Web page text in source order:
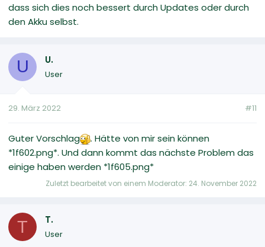
dass sich dies noch bessert durch Updates oder durch
den Akku selbst.
U U.
User
29. März 2022 #11
Guter Vorschlag
. Hätte von mir sein können
*1f602.png*. Und dann kommt das nächste Problem das
einige haben werden *1f605.png*
Zuletzt bearbeitet von einem Moderator: 24. November 2022
T T.
User